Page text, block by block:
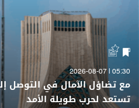
05:30 | 2026-08-07
مع تضاؤل الآمال في التوصل
تستعد لحرب طويلة الأمد